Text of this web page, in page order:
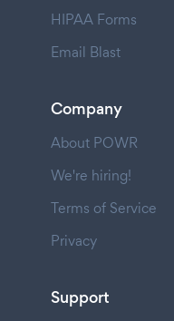
HIPAA Forms
Email Blast
Company
About POWR
We're hiring!
Terms of Service
Privacy
Support